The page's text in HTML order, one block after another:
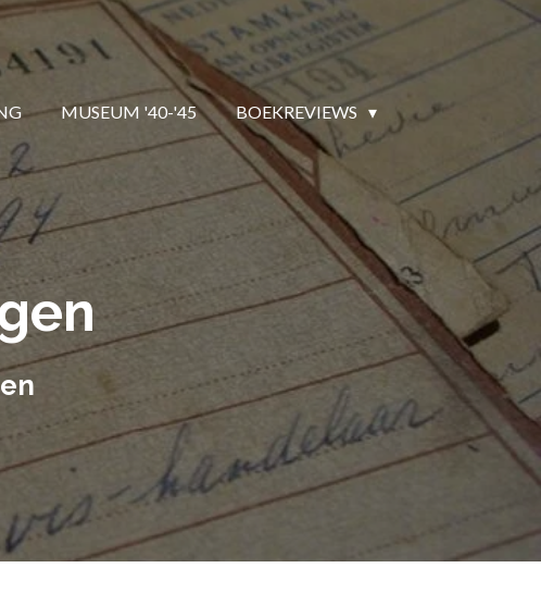
MUSEUM '40-'45 BOEKREVIEWS